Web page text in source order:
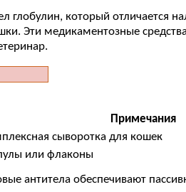
глобулин, который отличается
Эти медикаментозные
Примечания
сыворотка для кошек
или флаконы
антитела обеспечивают